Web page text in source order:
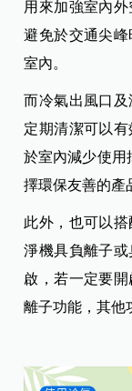
用來加強室內
避免於交通尖
室內。
而冷氣出風口
定期清潔可以
於室內減少使用
擇環保友善的產
此外，也可以
淨機具負離子
啟，若一定要
離子功能，其他